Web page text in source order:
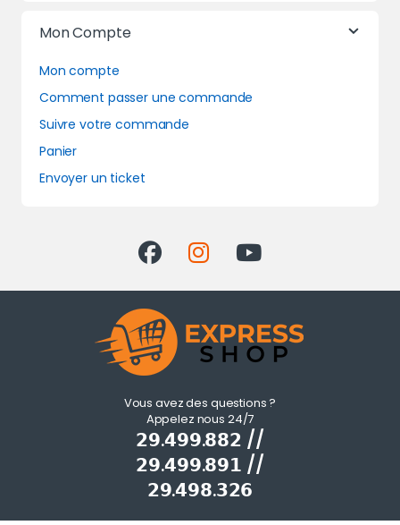
Mon Compte
Mon compte
Comment passer une commande
Suivre votre commande
Panier
Envoyer un ticket
Vous avez des questions ?
Appelez nous 24/7
𝟮𝟵.𝟰𝟵𝟵.𝟴𝟴𝟮 //
𝟮𝟵.𝟰𝟵𝟵.𝟴𝟵𝟭 //
𝟮𝟵.𝟰𝟵𝟴.𝟯𝟮𝟲